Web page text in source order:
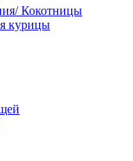
Кокотницы
курицы